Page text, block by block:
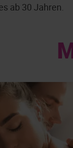
ab 30 Jahren.